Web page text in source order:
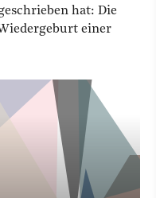
hat: Die
einer